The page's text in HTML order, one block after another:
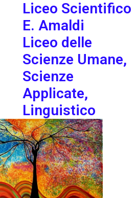
Liceo Scientifico
E. Amaldi
Liceo delle
Scienze Umane,
Scienze
Applicate,
Linguistico